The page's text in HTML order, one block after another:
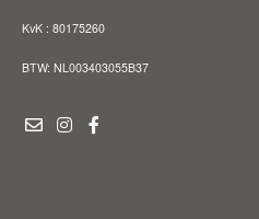
KvK : 80175260
BTW: NL003403055B37